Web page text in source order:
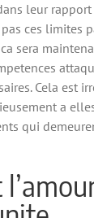
leur
ces limites
sera
Cela est
a
qui